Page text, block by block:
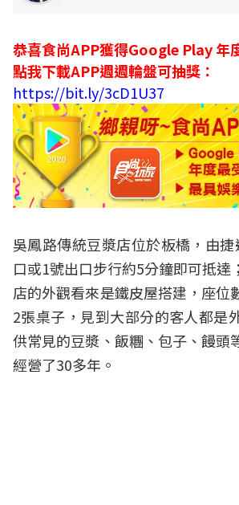
恭喜食尚APP獲得Google Play 年
點我下載APP週週輪盤可抽獎：
https://bit.ly/3cD1U37
吳鳳路傳統豆漿店位於板橋，由
口或1號出口步行約5分鐘即可抵達
店的外觀看來是鐵皮屋搭建，座位
2張桌子，見到大部分的客人都是
供常見的豆漿、飯糰、包子、饅頭
經營了30多年。